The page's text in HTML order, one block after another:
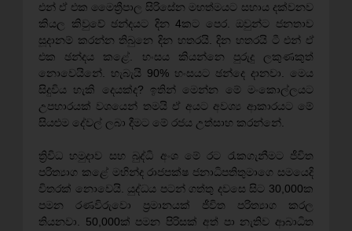
එන් ඒ එක මෛත්‍රීපාල සිරිසේන මහත්මයට සහාය දක්වනව
කියල කිවුවේ ඡන්දයට දින 4කට පෙර. ඔවුන්ට ජනතාව
සූදානම් කරන්න තිබුනෙ දින හතරයි. දින හතරයි ටී එන් ඒ
එක ඡන්දය කළේ. හංසය කියන්නෙ පුරුදු ලකුණකුත්
නොවෙයිනේ. හැබැයි 90% හංසයට ඡන්දෙ දානවා. මෙය
සිදුවිය හැකි දෙයක්ද? ඉතින් මෙන්න මේ මංකොල්ලයට
උපහාරයක් වශයෙන් තමයි ඒ අයට අවශ්‍ය ආකාරයට මේ
සියළුම දේවල් ලබා දීමට මේ රජය උත්සාහ කරන්නේ.
ත්‍රිවිධ හමුදාව සහ බුද්ධි අංශ මේ රට රැකගැනීමට ජීවිත
පරිත්‍යාග කළේ මහින්ද රාජපක්ෂ ජනාධිපතිතුමාගෙ සමයෙදි
විතරක් නොවෙයි. යුද්ධය පටන් ගත්තු දවසෙ සිට 30,000ක
පමන රණවිරුවො ප්‍රමානයක් ජීවිත පරිත්‍යාග කරල
තියනවා. 50,000ක් පමන පිරිසක් අත් පා නැතිව ආබාධිත